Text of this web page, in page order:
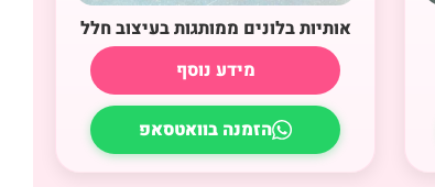
אותיות בלונים ממותגות בעיצוב חלל
מידע נוסף
הזמנה בוואטסאפ